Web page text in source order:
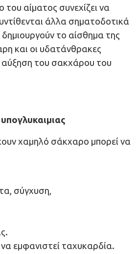
αίματος συνεχίζει να
άλλα σηματοδοτικά
το αίσθημα της
και οι υδατάνθρακες
του σακχάρου του
χαμηλό σάκχαρο μπορεί να
σύγχυση,
να εμφανιστεί ταχυκαρδία.